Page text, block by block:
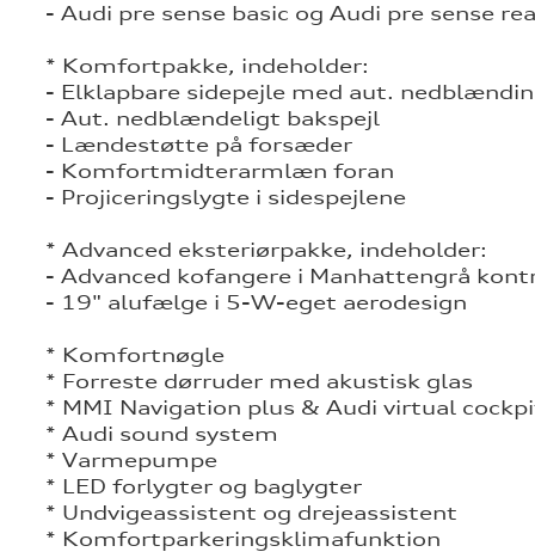
- Audi pre sense basic og Audi pre sense
* Komfortpakke, indeholder:
- Elklapbare sidepejle med aut.
- Aut. nedblændeligt bakspejl
- Lændestøtte på forsæder
- Komfortmidterarmlæn foran
- Projiceringslygte i sidespejlene
* Advanced eksteriørpakke, indeholder:
- Advanced kofangere i Manhattengrå
- 19" alufælge i 5-W-eget aerodesign
* Komfortnøgle
* Forreste dørruder med akustisk glas
* MMI Navigation plus & Audi virtual
* Audi sound system
* Varmepumpe
* LED forlygter og baglygter
* Undvigeassistent og drejeassistent
* Komfortparkeringsklimafunktion